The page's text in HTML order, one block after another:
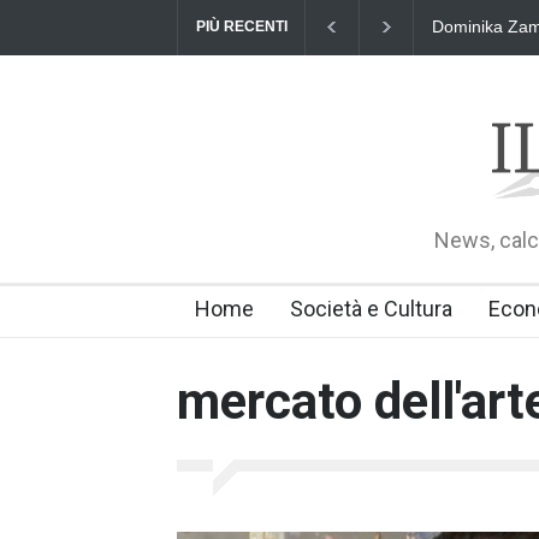
PIÙ RECENTI Dominika
News,
Home Società e Cultura
mercato